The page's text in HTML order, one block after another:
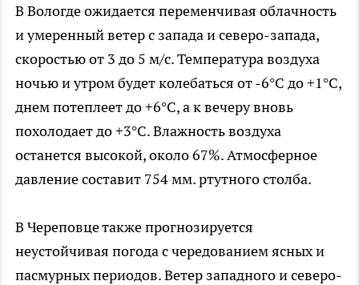
В Вологде ожидается переменчивая облачность
и умеренный ветер с запада и северо-запада,
скоростью от 3 до 5 м/c. Температура воздуха
ночью и утром будет колебаться от -6°C до +1°C,
днем потеплеет до +6°C, а к вечеру вновь
похолодает до +3°C. Влажность воздуха
останется высокой, около 67%. Атмосферное
давление составит 754 мм. ртутного столба.
В Череповце также прогнозируется
неустойчивая погода с чередованием ясных и
пасмурных периодов. Ветер западного и северо-